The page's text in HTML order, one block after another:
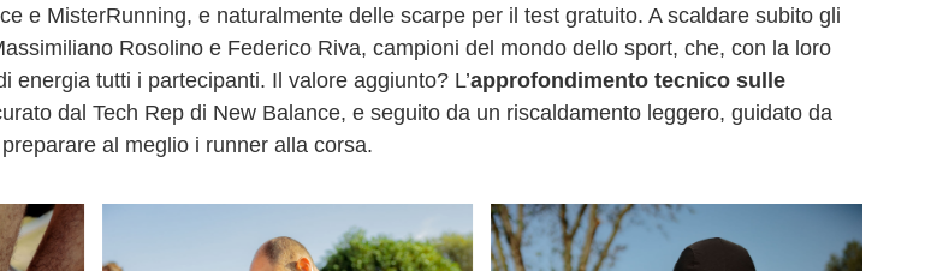
e MisterRunning, e naturalmente delle scarpe per il test gratuito. A scaldare subito gli
Rosolino e Federico Riva, campioni del mondo dello sport, che, con la loro
energia tutti i partecipanti. Il valore aggiunto? L’approfondimento tecnico sulle
dal Tech Rep di New Balance, e seguito da un riscaldamento leggero, guidato da
al meglio i runner alla corsa.